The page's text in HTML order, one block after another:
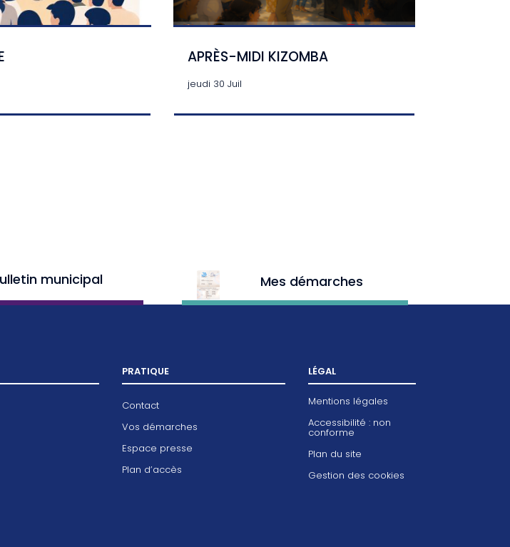
APRÈS-MIDI KIZOMBA
jeudi 30 Juil
municipal Mes démarches
PRATIQUE
Contact
Vos démarches
Espace presse
Plan d’accès
LÉGAL
Mentions légales
Accessibilité : non
conforme
Plan du site
Gestion des cookies